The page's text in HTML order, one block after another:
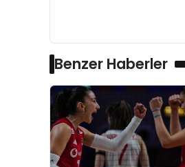
Benzer Haberler